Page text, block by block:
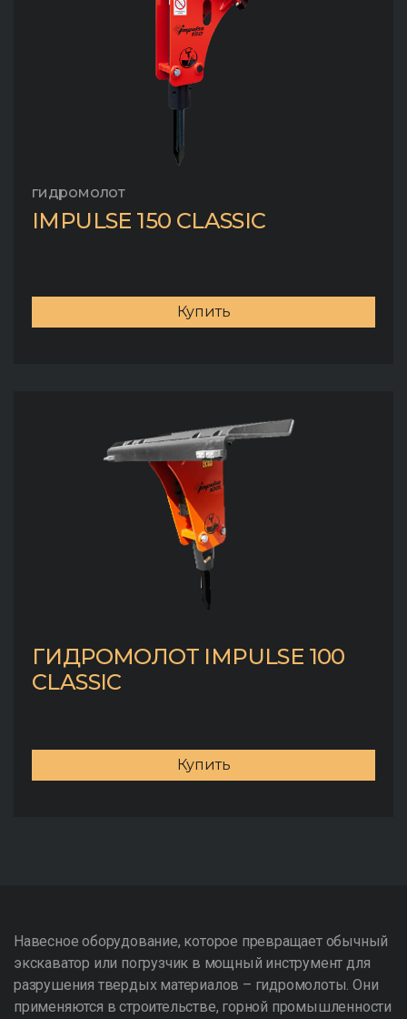
гидромолот
IMPULSE 150 CLASSIC
Купить
ГИДРОМОЛОТ IMPULSE 100
CLASSIC
Купить
Навесное оборудование, которое превращает обычный
экскаватор или погрузчик в мощный инструмент для
разрушения твердых материалов – гидромолоты. Они
применяются в строительстве, горной промышленности